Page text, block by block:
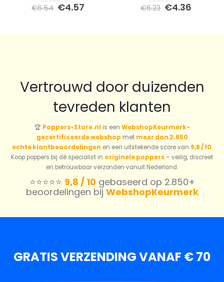
0out of 5
€6.54 Oorspronkelijke
€4.57Huidige 0out of 5
€6.23 €4.36
Vertrouwd door duizenden
tevreden klanten
🏆 Poppers-Store.nl is een WebshopKeurmerk-
gecertificeerde webshop met meer dan 2.850
echte klantbeoordelingen en een uitstekende score van 9,8 / 10.
Koop poppers bij dé specialist in originele poppers – veilig, discreet
en betrouwbaar verzonden vanuit Nederland.
⭐️⭐️⭐️⭐️⭐️ 9,8 / 10gebaseerd op 2.850+
beoordelingen bij WebshopKeurmerk
GRATIS VERZENDING VANAF € 70